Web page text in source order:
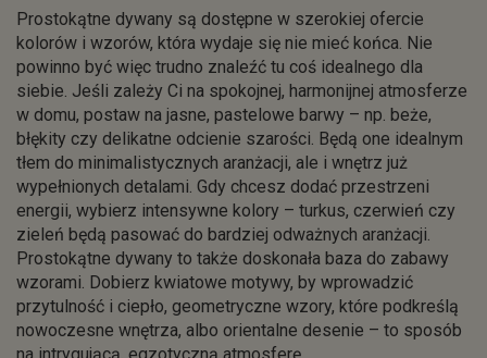
Prostokątne dywany są dostępne w szerokiej ofercie
kolorów i wzorów, która wydaje się nie mieć końca. Nie
powinno być więc trudno znaleźć tu coś idealnego dla
siebie. Jeśli zależy Ci na spokojnej, harmonijnej atmosferze
w domu, postaw na jasne, pastelowe barwy – np. beże,
błękity czy delikatne odcienie szarości. Będą one idealnym
tłem do minimalistycznych aranżacji, ale i wnętrz już
wypełnionych detalami. Gdy chcesz dodać przestrzeni
energii, wybierz intensywne kolory – turkus, czerwień czy
zieleń będą pasować do bardziej odważnych aranżacji.
Prostokątne dywany to także doskonała baza do zabawy
wzorami. Dobierz kwiatowe motywy, by wprowadzić
przytulność i ciepło, geometryczne wzory, które podkreślą
nowoczesne wnętrza, albo orientalne desenie – to sposób